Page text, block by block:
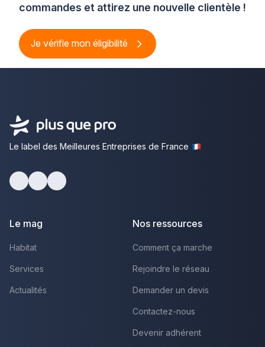
commandes et attirez une nouvelle clientèle !
Je vérifie mon éligibilité
Le label des Meilleures Entreprises de France
Le mag
Habitat
Services
Actualités
Nos ressources
Comment ça marche
Rejoindre le réseau
Demander un devis
Contactez-nous
Devenir adhérent